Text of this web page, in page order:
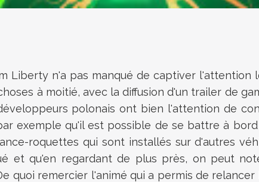
Liberty n'a pas manqué de captiver
à moitié, avec la diffusion d'un trailer de
polonais ont bien l'attention de
exemple qu'il est possible de se battre à
roquettes qui sont installés sur d'autres
et qu'en regardant de plus près, on peut
quoi remercier l'animé qui a permis de